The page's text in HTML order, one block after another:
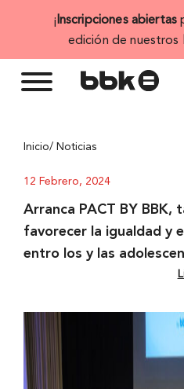
¡ Inscripciones abiertas
edición de nuestros
Inicio/ Noticias
12 Febrero, 2024
Arranca PACT BY BBK,
favorecer la igualdad y
entro los y las